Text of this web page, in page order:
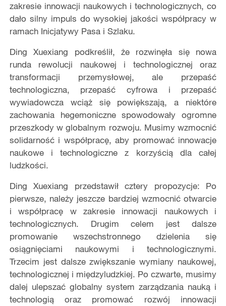
zakresie innowacji naukowych i technologicznych, co
dało silny impuls do wysokiej jakości współpracy w
ramach Inicjatywy Pasa i Szlaku.
Ding Xuexiang podkreślił, że rozwinęła się nowa
runda rewolucji naukowej i technologicznej oraz
transformacji przemysłowej, ale przepaść
technologiczna, przepaść cyfrowa i przepaść
wywiadowcza wciąż się powiększają, a niektóre
zachowania hegemoniczne spowodowały ogromne
przeszkody w globalnym rozwoju. Musimy wzmocnić
solidarność i współpracę, aby promować innowacje
naukowe i technologiczne z korzyścią dla całej
ludzkości.
Ding Xuexiang przedstawił cztery propozycje: Po
pierwsze, należy jeszcze bardziej wzmocnić otwarcie
i współpracę w zakresie innowacji naukowych i
technologicznych. Drugim celem jest dalsze
promowanie wszechstronnego dzielenia się
osiągnięciami naukowymi i technologicznymi.
Trzecim jest dalsze zwiększanie wymiany naukowej,
technologicznej i międzyludzkiej. Po czwarte, musimy
dalej ulepszać globalny system zarządzania nauką i
technologią oraz promować rozwój innowacji